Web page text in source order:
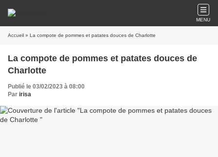
MENU
Accueil » La compote de pommes et patates douces de Charlotte
La compote de pommes et patates douces de
Charlotte
Publié le 03/02/2023 à 08:00
Par irisa